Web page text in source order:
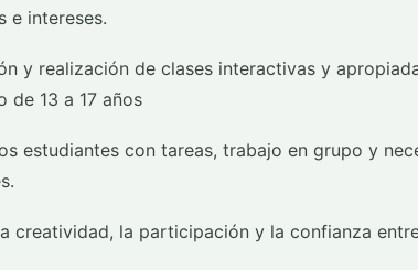
e intereses.
y realización de clases interactivas y
de 13 a 17 años
estudiantes con tareas, trabajo en grupo y
creatividad, la participación y la confianza